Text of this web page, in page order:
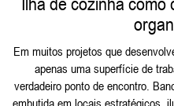
Em muitos projetos que
apenas uma superfície de
verdadeiro ponto de encontro.
embutida em locais estratégicos,